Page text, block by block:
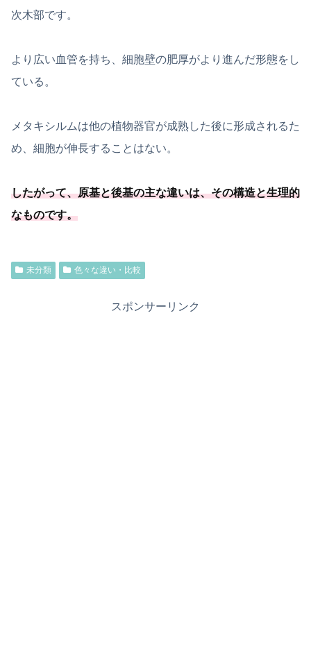
次木部です。
より広い血管を持ち、細胞壁の肥厚がより進んだ形態をし
ている。
メタキシルムは他の植物器官が成熟した後に形成されるた
め、細胞が伸長することはない。
したがって、原基と後基の主な違いは、その構造と生理的
なものです。
未分類 色々な違い・比較
スポンサーリンク